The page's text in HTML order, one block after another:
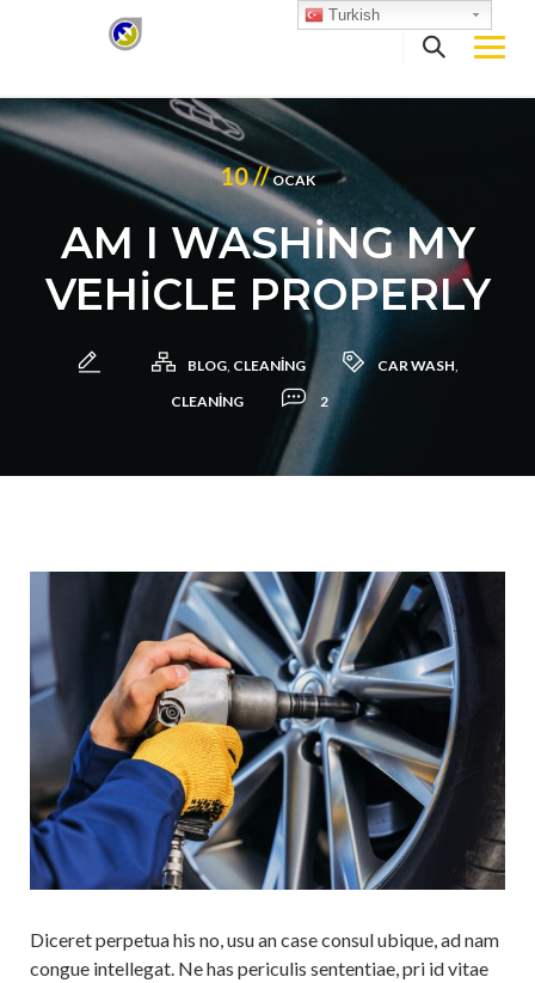
10 //OCAK
AM I WASHING MY
VEHICLE PROPERLY
BLOG, CLEANING CAR WASH,
CLEANING
2
Diceret perpetua his no, usu an case consul ubique, ad nam
congue intellegat. Ne has periculis sententiae, pri id vitae
Turkish